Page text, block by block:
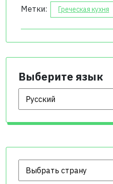
Метки: Греческая кухня
Выберите язык
Выберите язык